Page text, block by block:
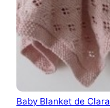
Baby Blanket de Clara